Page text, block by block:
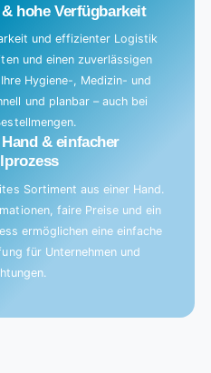
hohe Verfügbarkeit
und effizienter Logistik
und einen zuverlässigen
Hygiene-, Medizin- und
und planbar – auch bei
& einfacher
Sortiment aus einer Hand.
faire Preise und ein
ermöglichen eine einfache
für Unternehmen und